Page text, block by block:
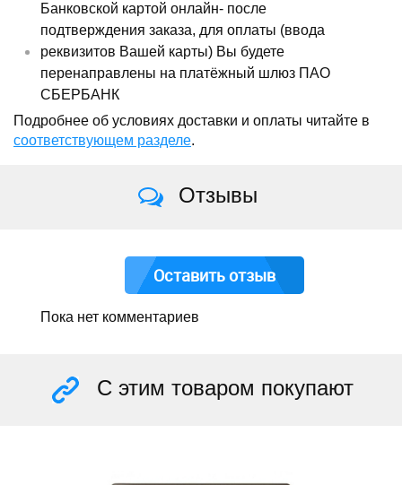
Банковской картой онлайн- после
подтверждения заказа, для оплаты (ввода
реквизитов Вашей карты) Вы будете
перенаправлены на платёжный шлюз ПАО
СБЕРБАНК
Подробнее об условиях доставки и оплаты читайте в
соответствующем разделе.
Отзывы
Оставить отзыв
Пока нет комментариев
С этим товаром покупают